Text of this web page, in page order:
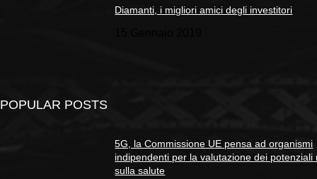
Diamanti, i migliori amici degli investitori
POPULAR POSTS
5G, la Commissione UE pensa ad organismi
indipendenti per la valutazione dei potenziali
sulla salute